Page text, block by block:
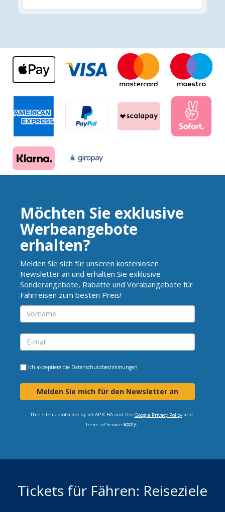
Möchten Sie exklusive
Werbeangebote
erhalten?
Melden Sie sich für unseren kostenlosen
Newsletter an und erhalten Sie exklusive
Sonderangebote, Rabatte und Vorabangebote für
Fährreisen zum besten Preis!
Ich akzeptiere die Datenschutzbestimmungen
Melden Sie mich für den Newsletter an
This site is protected by reCAPTCHA and the Google Privacy Policyand
Terms of Serviceapply.
Tickets für Fähren: Reiseziele